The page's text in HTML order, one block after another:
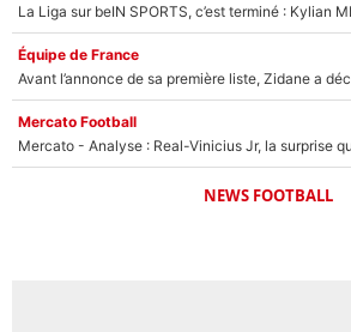
Équipe de France
Mercato Football
Mercato - Analyse : Real-Vinicius Jr, la surprise
NEWS FOOTBALL